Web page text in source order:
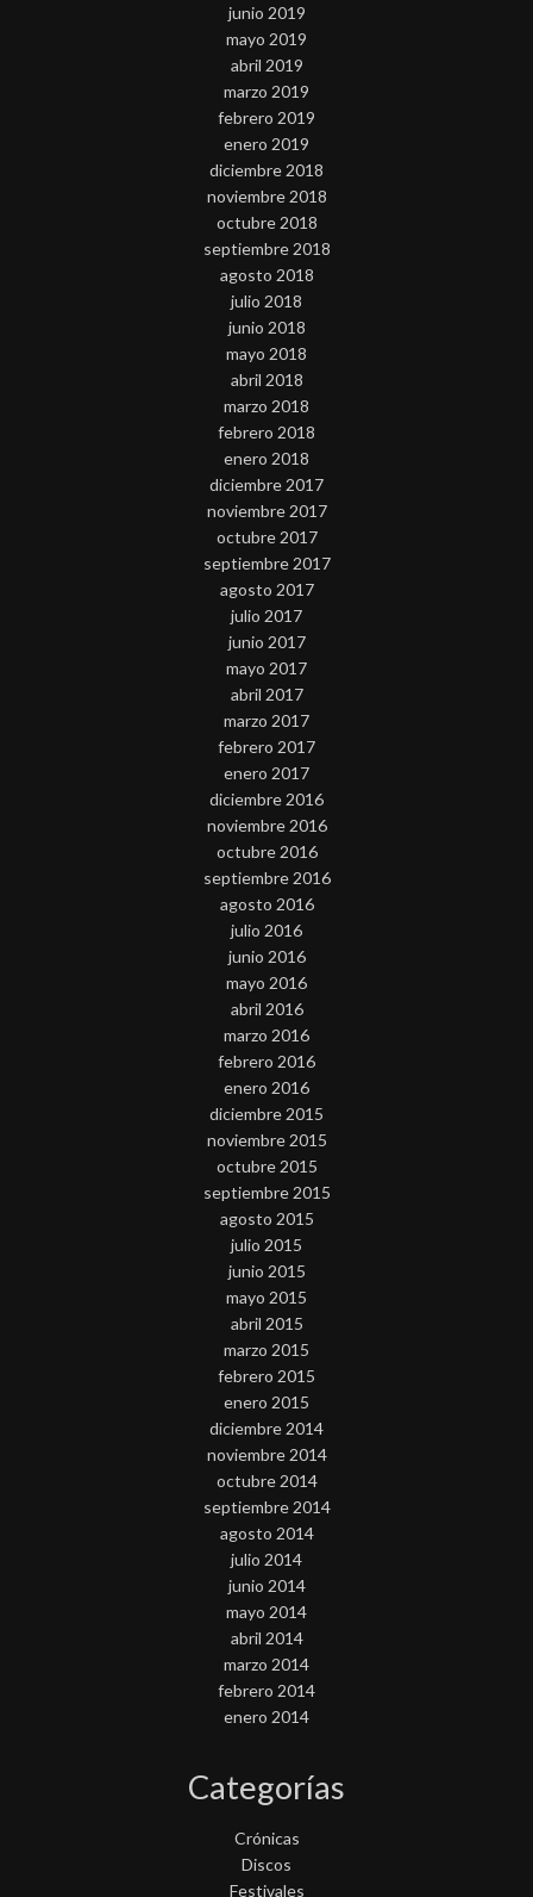
junio 2019
mayo 2019
abril 2019
marzo 2019
febrero 2019
enero 2019
diciembre 2018
noviembre 2018
octubre 2018
septiembre 2018
agosto 2018
julio 2018
junio 2018
mayo 2018
abril 2018
marzo 2018
febrero 2018
enero 2018
diciembre 2017
noviembre 2017
octubre 2017
septiembre 2017
agosto 2017
julio 2017
junio 2017
mayo 2017
abril 2017
marzo 2017
febrero 2017
enero 2017
diciembre 2016
noviembre 2016
octubre 2016
septiembre 2016
agosto 2016
julio 2016
junio 2016
mayo 2016
abril 2016
marzo 2016
febrero 2016
enero 2016
diciembre 2015
noviembre 2015
octubre 2015
septiembre 2015
agosto 2015
julio 2015
junio 2015
mayo 2015
abril 2015
marzo 2015
febrero 2015
enero 2015
diciembre 2014
noviembre 2014
octubre 2014
septiembre 2014
agosto 2014
julio 2014
junio 2014
mayo 2014
abril 2014
marzo 2014
febrero 2014
enero 2014
Categorías
Crónicas
Discos
Festivales